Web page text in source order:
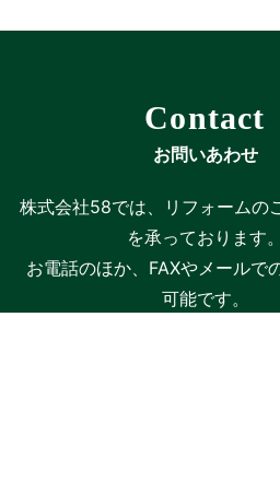
Contact
お問いあわせ
株式会社58では、リフォームの
を承っております。
お電話のほか、FAXやメールで
可能です。